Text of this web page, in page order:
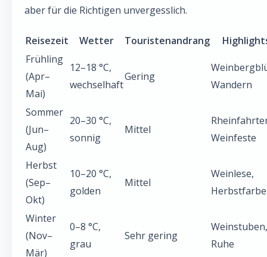
aber für die Richtigen unvergesslich.
Reisezeit Wetter Touristenandrang
Frühling
(Apr–
Mai)
12–18 °C,
wechselhaft
Gering
Wandern
Sommer
(Jun–
Aug)
20–30 °C,
sonnig
Mittel
Weinfeste
Herbst
(Sep–
Okt)
10–20 °C,
golden
Mittel
Weinlese,
Winter
(Nov–
Mär)
0–8 °C,
grau
Sehr gering
Weinstuben,
Ruhe